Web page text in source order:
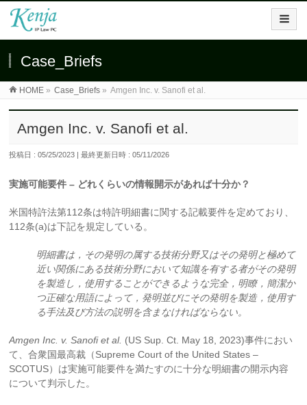
Case_Briefs
HOME » Case_Briefs » Amgen Inc. v. Sanofi et al.
Amgen Inc. v. Sanofi et al.
投稿日 : 05/25/2023 最終更新日時 : 05/11/2026
実施可能要件 – どれくらいの情報開示があれば十分か？
米国特許法第112条は特許明細書に関する記載要件を定めており、
112条(a)は下記を規定している。
明細書は，その発明の属する技術分野又はその発明と極めて
近い関係にある技術分野において知識を有する者がその発明
を製造し，使用することができるような完全，明瞭，簡潔か
つ正確な用語によって，発明並びにその発明を製造，使用す
る手法及び方法の説明を含まなければならない。
Amgen Inc. v. Sanofi et al. (US Sup. Ct. May 18, 2023)事件におい
て、合衆国最高裁（Supreme Court of the United States –
SCOTUS）は実施可能要件を満たすのに十分な明細書の開示内容
について判示した。